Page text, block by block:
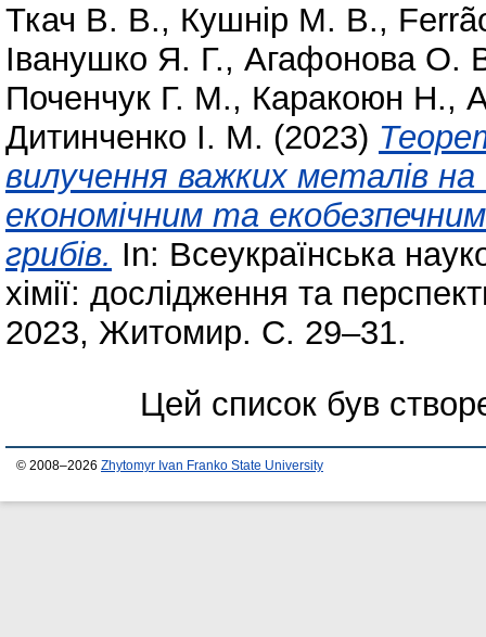
Ткач В. В., Кушнір М. В.,
Іванушко Я. Г., Агафонова О.
Поченчук Г. М., Каракоюн Н.,
Дитинченко І. М. (2023)
вилучення важких металів
економічним та
грибів. In: Всеукраїнська
хімії: дослідження та
2023, Житомир. С. 29–31.
Цей список був
© 2008–2026 Zhytomyr Ivan Franko State University